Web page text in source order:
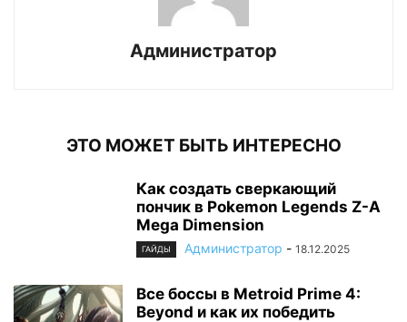
Администратор
ЭТО МОЖЕТ БЫТЬ ИНТЕРЕСНО
Как создать сверкающий
пончик в Pokemon Legends Z-A
Mega Dimension
ГАЙДЫ Администратор - 18.12.2025
Все боссы в Metroid Prime 4:
Beyond и как их победить